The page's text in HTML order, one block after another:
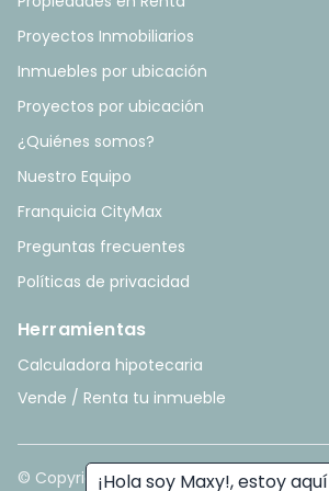
¡Hola soy Maxy!, estoy
Proyectos Inmobiliarios
Inmuebles por ubicación
Proyectos por ubicación
¿Quiénes somos?
Nuestro Equipo
Franquicia CityMax
Preguntas frecuentes
Políticas de privacidad
Herramientas
Calculadora hipotecaria
Vende / Renta tu inmueble
© Copyright2026. All rights reserved. -